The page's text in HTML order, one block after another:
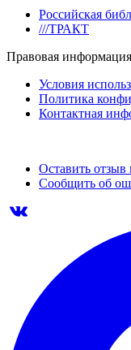
Российская
///ТРАКТ
Правовая информация
Условия
Политика
Контактная
Оставить
Сообщить об